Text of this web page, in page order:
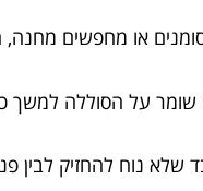
או מחפשים מחנה,
על הסוללה למשך
נוח להחזיק לבין